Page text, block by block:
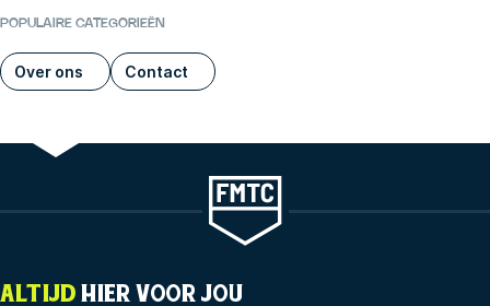
POPULAIRE CATEGORIEËN
Over ons Contact
ALTIJD HIER VOOR JOU